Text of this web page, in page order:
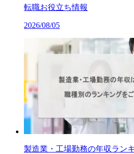
転職お役立ち情報
2026/08/05
製造業・工場勤務の年収ラン